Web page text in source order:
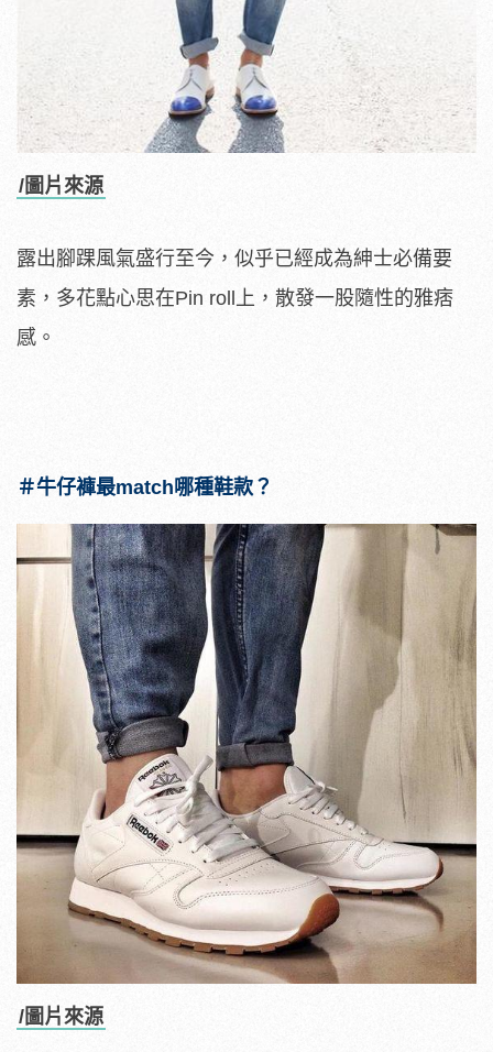
/圖片來源
露出腳踝風氣盛行至今，似乎已經成為紳士必備要
素，多花點心思在Pin roll上，散發一股隨性的雅痞
感。
＃牛仔褲最match哪種鞋款？
/圖片來源